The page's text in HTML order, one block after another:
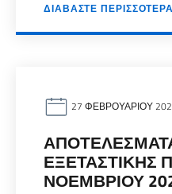
ΔΙΑΒΆΣΤΕ ΠΕΡΙΣΣΌΤΕΡΑ
27 ΦΕΒΡΟΥΑΡΊΟΥ
ΕΞΕΤΑΣΤΙΚΉΣ
ΝΟΕΜΒΡΊΟΥ